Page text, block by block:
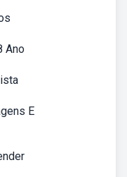
Ano
E